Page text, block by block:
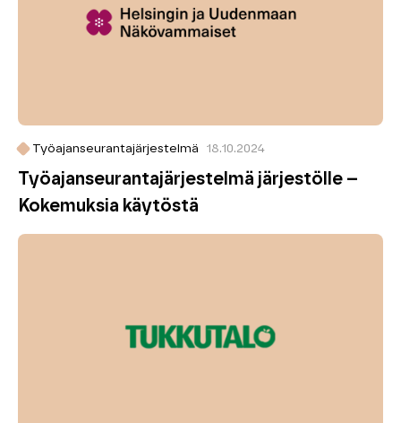
Työajanseurantajärjestelmä 18.10.2024
Työajanseuranta­järjestelmä järjestölle –
Kokemuksia käytöstä